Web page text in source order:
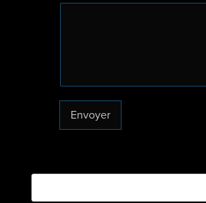
Envoyer